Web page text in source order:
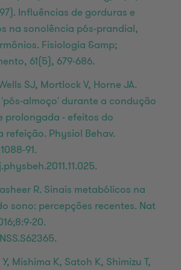
Influências de gorduras e
na sonolência pós-prandial,
Fisiologia &amp;
61(5), 679-686.
SJ, Mortlock V, Horne JA.
almoço' durante a condução
prolongada - efeitos do
refeição. Physiol Behav.
91.
R. Sinais metabólicos na
sono: percepções recentes. Nat
20.
Mishima K, Satoh K, Shimizu T,